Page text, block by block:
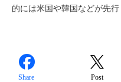
的には米国や韓国などが先
Share Post